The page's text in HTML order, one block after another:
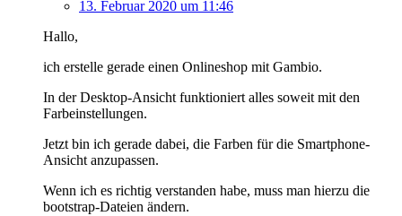
13. Februar 2020 um 11:46
Hallo,
ich erstelle gerade einen Onlineshop mit Gambio.
In der Desktop-Ansicht funktioniert alles soweit mit den
Farbeinstellungen.
Jetzt bin ich gerade dabei, die Farben für die Smartphone-
Ansicht anzupassen.
Wenn ich es richtig verstanden habe, muss man hierzu die
bootstrap-Dateien ändern.